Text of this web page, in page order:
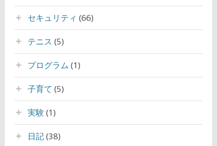
セキュリティ (66)
テニス (5)
プログラム (1)
子育て (5)
実験 (1)
日記(38)